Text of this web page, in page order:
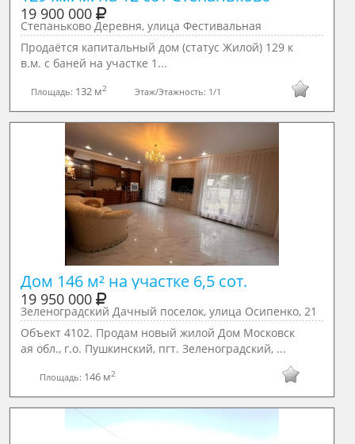
19 900 000
Степаньково Деревня, улица Фестивальная
Продаётся капитальный дом (статус Жилой) 129 к
в.м. с баней на участке 1...
Площадь: 132 м2 Этаж/Этажность: 1/1
Дом 146 м² на участке 6,5 сот.
19 950 000
Зеленоградский Дачный поселок, улица Осипенко, 21
Объект 4102. Продам новый жилой Дом Московск
ая обл., г.о. Пушкинский, пгт. Зеленоградский, ...
Площадь: 146 м2